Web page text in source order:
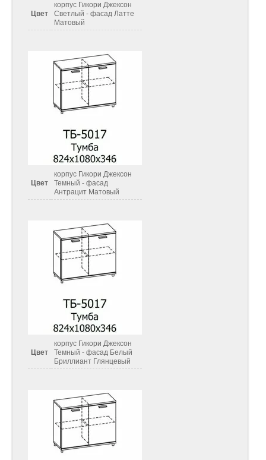
Цвет
корпус Гикори Джексон
Светлый - фасад Латте
Матовый
Цвет
корпус Гикори Джексон
Темный - фасад
Антрацит Матовый
Цвет
корпус Гикори Джексон
Темный - фасад Белый
Бриллиант Глянцевый